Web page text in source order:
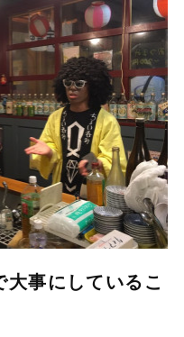
大事にしているこ